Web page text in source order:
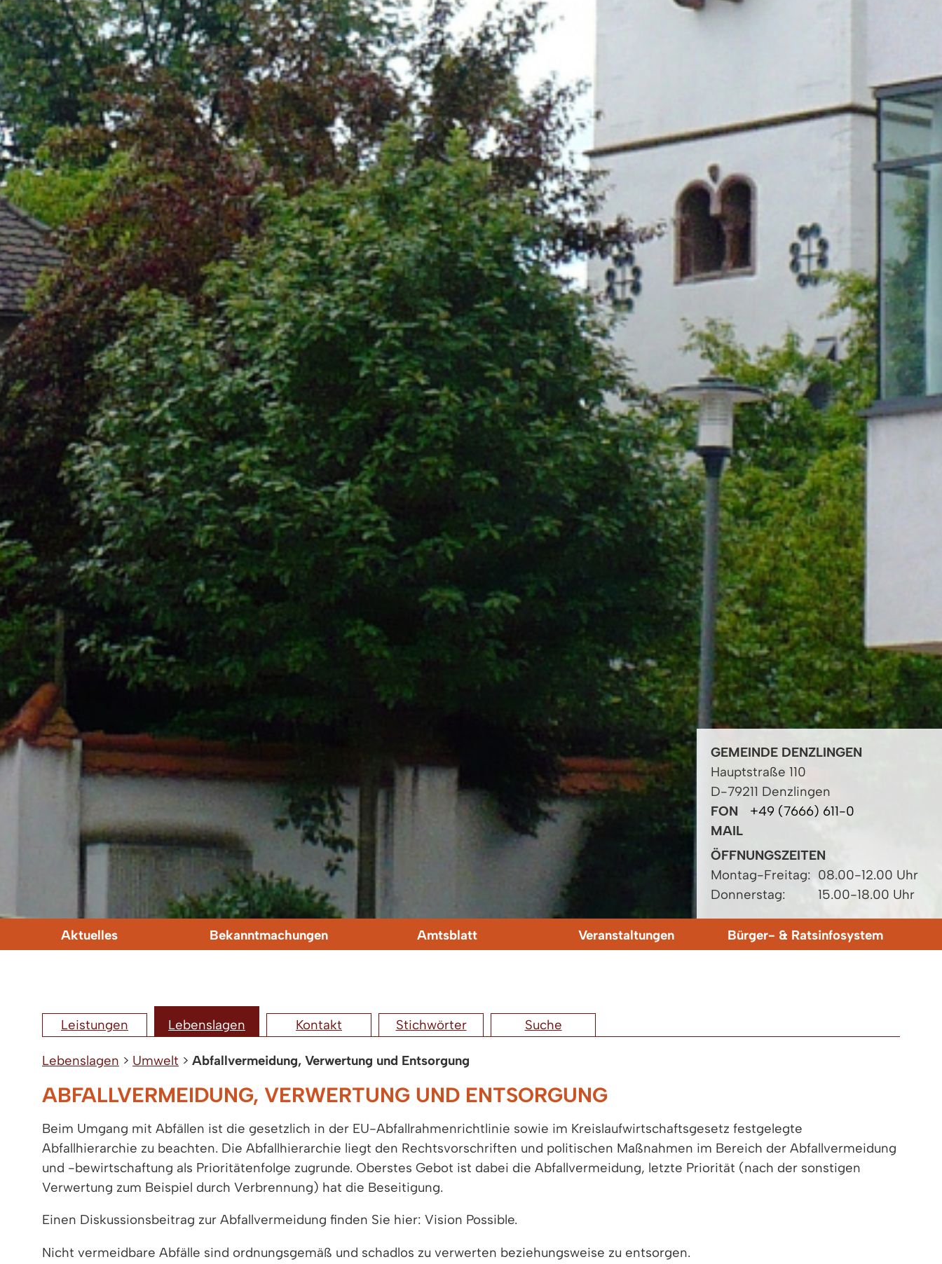
GEMEINDE DENZLINGEN
Hauptstraße 110
D-79211 Denzlingen
FON
+49 (7666) 611-0
MAIL
ÖFFNUNGSZEITEN
Montag-Freitag: 08.00-12.00 Uhr
Donnerstag:
15.00-18.00 Uhr
Aktuelles Bekanntmachungen Amtsblatt Veranstaltungen Bürger- & Ratsinfosystem
Leistungen Lebenslagen Kontakt Stichwörter Suche
Lebenslagen > Umwelt > Abfallvermeidung, Verwertung und Entsorgung
ABFALLVERMEIDUNG, VERWERTUNG UND ENTSORGUNG
Beim Umgang mit Abfällen ist die gesetzlich in der EU-Abfallrahmenrichtlinie sowie im Kreislaufwirtschaftsgesetz festgelegte
Abfallhierarchie zu beachten. Die Abfallhierarchie liegt den Rechtsvorschriften und politischen Maßnahmen im Bereich der Abfallvermeidung
und -bewirtschaftung als Prioritätenfolge zugrunde. Oberstes Gebot ist dabei die Abfallvermeidung, letzte Priorität (nach der sonstigen
Verwertung zum Beispiel durch Verbrennung) hat die Beseitigung.
Einen Diskussionsbeitrag zur Abfallvermeidung finden Sie hier: Vision Possible.
Nicht vermeidbare Abfälle sind ordnungsgemäß und schadlos zu verwerten beziehungsweise zu entsorgen.